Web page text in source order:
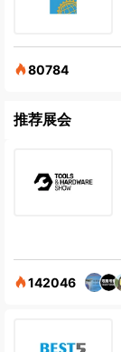
80784
推荐展会
142046